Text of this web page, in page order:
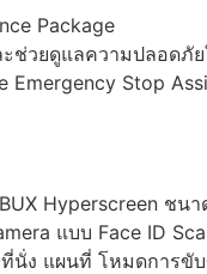
Package
วยดูแลความปลอดภั
Emergency Stop
Hyperscreen ชน
แบบ Face ID
ง แผนที่ โหมดการขั